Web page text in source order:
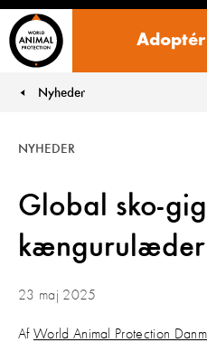
You are here:
Nyheder
Global sko-
kængurulæder
NYHEDER
23 maj 2025
Af World Animal Protection